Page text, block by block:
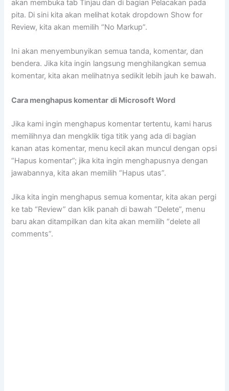
akan membuka tab Tinjau dan di bagian Pelacakan pada
pita. Di sini kita akan melihat kotak dropdown Show for
Review, kita akan memilih “No Markup”.
Ini akan menyembunyikan semua tanda, komentar, dan
bendera. Jika kita ingin langsung menghilangkan semua
komentar, kita akan melihatnya sedikit lebih jauh ke bawah.
Cara menghapus komentar di Microsoft Word
Jika kami ingin menghapus komentar tertentu, kami harus
memilihnya dan mengklik tiga titik yang ada di bagian
kanan atas komentar, menu kecil akan muncul dengan opsi
“Hapus komentar”; jika kita ingin menghapusnya dengan
jawabannya, kita akan memilih “Hapus utas”.
Jika kita ingin menghapus semua komentar, kita akan pergi
ke tab “Review” dan klik panah di bawah “Delete”, menu
baru akan ditampilkan dan kita akan memilih “delete all
comments”.